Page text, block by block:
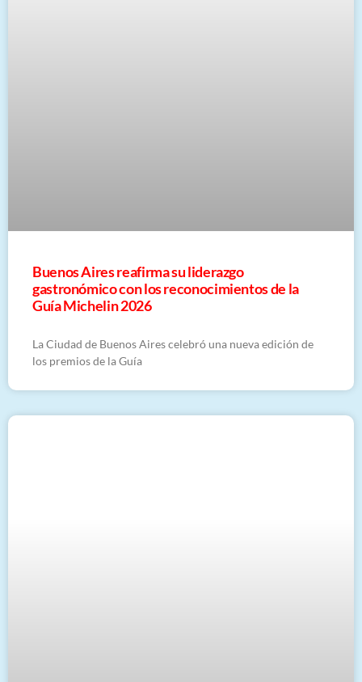
Buenos Aires reafirma su liderazgo
gastronómico con los reconocimientos de la
Guía Michelin 2026
La Ciudad de Buenos Aires celebró una nueva edición de
los premios de la Guía